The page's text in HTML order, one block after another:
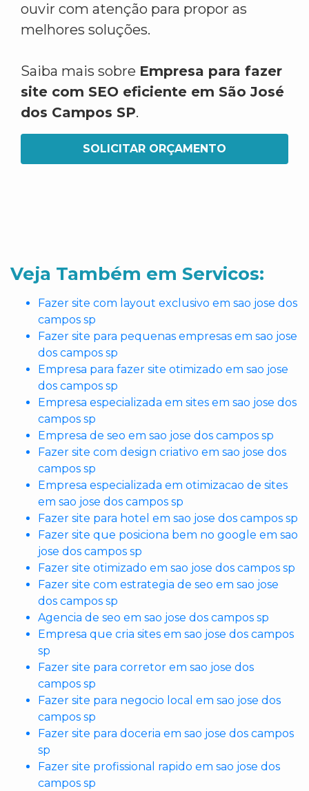
ouvir com atenção para propor as
melhores soluções.
Saiba mais sobre Empresa para fazer
site com SEO eficiente em São José
dos Campos SP.
SOLICITAR ORÇAMENTO
Veja Também em Servicos:
Fazer site com layout exclusivo em sao jose dos
campos sp
Fazer site para pequenas empresas em sao jose
dos campos sp
Empresa para fazer site otimizado em sao jose
dos campos sp
Empresa especializada em sites em sao jose dos
campos sp
Empresa de seo em sao jose dos campos sp
Fazer site com design criativo em sao jose dos
campos sp
Empresa especializada em otimizacao de sites
em sao jose dos campos sp
Fazer site para hotel em sao jose dos campos sp
Fazer site que posiciona bem no google em sao
jose dos campos sp
Fazer site otimizado em sao jose dos campos sp
Fazer site com estrategia de seo em sao jose
dos campos sp
Agencia de seo em sao jose dos campos sp
Empresa que cria sites em sao jose dos campos
sp
Fazer site para corretor em sao jose dos
campos sp
Fazer site para negocio local em sao jose dos
campos sp
Fazer site para doceria em sao jose dos campos
sp
Fazer site profissional rapido em sao jose dos
campos sp